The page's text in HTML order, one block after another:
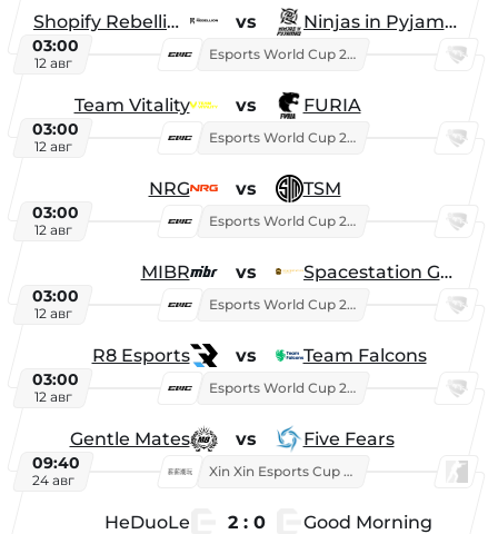
Shopify Rebellion vs Ninjas in Pyjamas
03:00
12 авг
Esports World Cup 2026
Team Vitality vs FURIA
03:00
12 авг
Esports World Cup 2026
NRG vs TSM
03:00
12 авг
Esports World Cup 2026
MIBR vs Spacestation Gaming
03:00
12 авг
Esports World Cup 2026
R8 Esports vs Team Falcons
03:00
12 авг
Esports World Cup 2026
Gentle Mates vs Five Fears
09:40
24 авг
Xin Xin Esports Cup 2025
HeDuoLe 2 : 0 Good Morning